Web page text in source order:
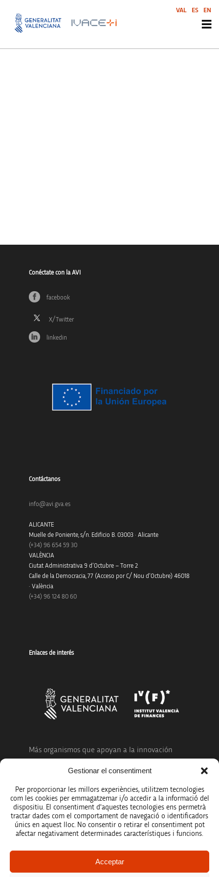
Gestionar el consentiment
Per proporcionar les millors experiències, utilitzem tecnologies
com les cookies per emmagatzemar i/o accedir a la informació del
dispositiu. El consentiment d'aquestes tecnologies ens permetrà
tractar dades com el comportament de navegació o identificadors
únics en aquest lloc. No consentir o retirar el consentiment pot
afectar negativament determinades característiques i funcions.
Acceptar
Conéctate con la AVI
facebook
linkedin
Contáctanos
info@avi.gva.es
ALICANTE
Muelle de Poniente, s/n. Edificio B. 03003 · Alicante
(+34) 96 654 59 30
VALÈNCIA
Ciutat Administrativa 9 d’Octubre – Torre 2
Calle de la Democracia, 77 (Acceso por C/ Nou d’Octubre) 46018
· València
(+34) 96 124 80 60
Enlaces de interés
Más organismos que apoyan a la innovación
Avíso legal
Política de protección de datos
VAL ES EN